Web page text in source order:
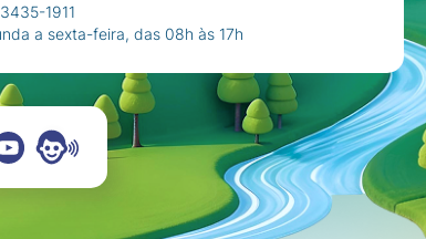
1911
a sexta-feira, das 08h às 17h